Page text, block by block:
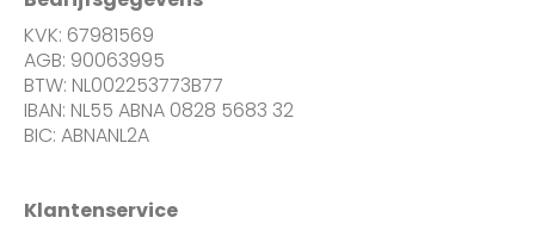
KVK: 67981569
AGB: 90063995
BTW: NL002253773B77
IBAN: NL55 ABNA 0828 5683 32
BIC: ABNANL2A
Klantenservice